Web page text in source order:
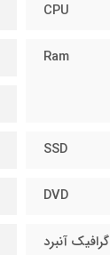
CPU
Ram
SSD
DVD
گرافیک آنبرد